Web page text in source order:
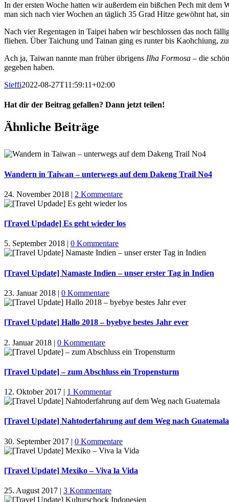
In der ersten Woche hatten wir außerdem ein bißchen Pech mit
man sich nach vier Wochen an täglich 35 Grad Hitze gewöhnt hat,
Nach vier Regentagen in Taipei haben wir beschlossen das noch
fliehen. Über Taichung und Tainan ging es runter bis Kaohchiung,
Ach ja, Taiwan nannte man früher übrigens Ilha Formosa – die
gegeben haben.
Steffi2022-08-27T11:59:11+02:00
Hat dir der Beitrag gefallen? Dann jetzt teilen!
Facebook
X
Pinterest
E-
Mail
Ähnliche Beiträge
Wandern in Taiwan – unterwegs auf dem Dakeng Trail No4
24. November 2018 | 2 Kommentare
[Travel Updade] Es geht wieder los
5. September 2018 0 Kommentare
[Travel Update] Namaste Indien – unser erster Tag in Indien
23. Januar 2018 | 0 Kommentare
[Travel Update] Hallo 2018 – byebye bestes Jahr ever
2. Januar 2018 | 0 Kommentare
[Travel Update] – zum Abschluss ein Tropensturm
12. Oktober 2017 | 1 Kommentar
[Travel Update] Nahtoderfahrung auf dem Weg nach Guatemala
30. September 2017 | 0 Kommentare
[Travel Update] Mexiko – Viva la Vida
25. August 2017 | 3 Kommentare